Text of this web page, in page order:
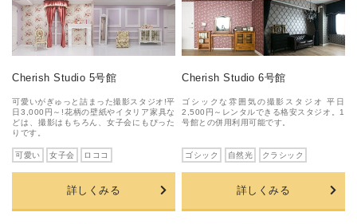
Cherish Studio 5号館
可愛いがぎゅっと詰まった撮影スタジオ!平
日3,000円～!花柄の壁紙やイタリア家具な
どは、撮影はもちろん、女子会にもぴった
りです。
可愛い 女子会 ロココ
詳しくみる
Cherish Studio 6号館
ゴシックな雰囲気の撮影スタジオ 平日
2,500円～レンタルできる格安スタジオ。1
号館との併用利用可能です。
ゴシック 自然光 クラシック
詳しくみる